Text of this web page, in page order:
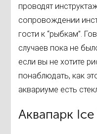
проводят
сопровождении
гости к “рыбкам”.
случаев пока не
если вы не хотите
понаблюдать, как
аквариуме есть
Аквапарк